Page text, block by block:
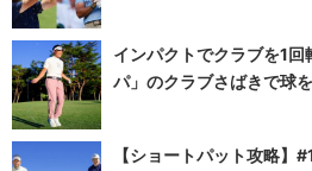
インパクトでクラブを1
パ」のクラブさばきで球
【ショートパット攻略】